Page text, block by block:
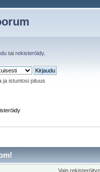
tai rekisteröidy.
ja istuntosi pituus
Vain